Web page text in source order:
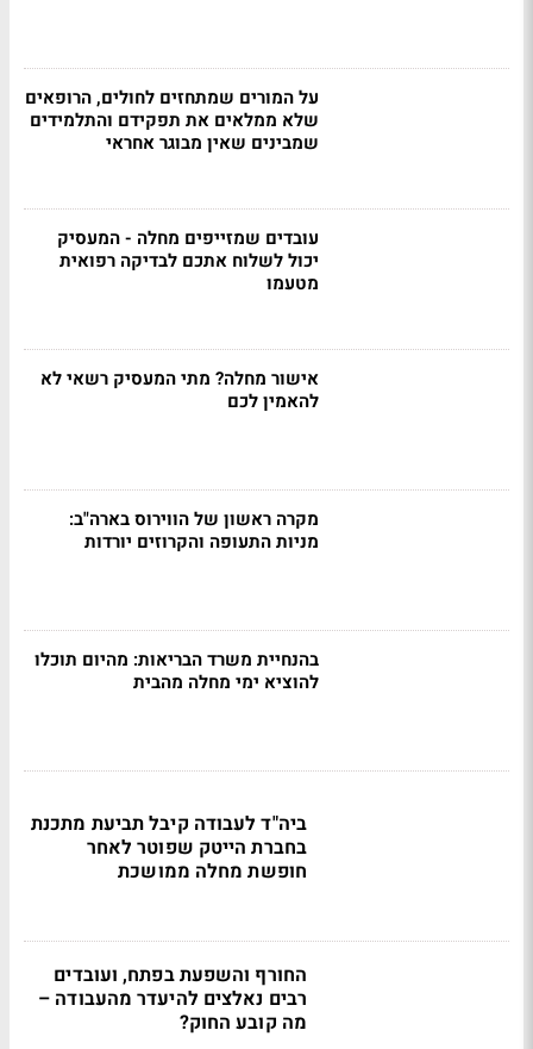
על המורים שמתחזים לחולים, הרופאים
שלא ממלאים את תפקידם והתלמידים
שמבינים שאין מבוגר אחראי
עובדים שמזייפים מחלה - המעסיק
יכול לשלוח אתכם לבדיקה רפואית
מטעמו
אישור מחלה? מתי המעסיק רשאי לא
להאמין לכם
מקרה ראשון של הווירוס בארה"ב:
מניות התעופה והקרוזים יורדות
בהנחיית משרד הבריאות: מהיום תוכלו
להוציא ימי מחלה מהבית
ביה"ד לעבודה קיבל תביעת מתכנת
בחברת הייטק שפוטר לאחר
חופשת מחלה ממושכת
החורף והשפעת בפתח, ועובדים
רבים נאלצים להיעדר מהעבודה –
מה קובע החוק?